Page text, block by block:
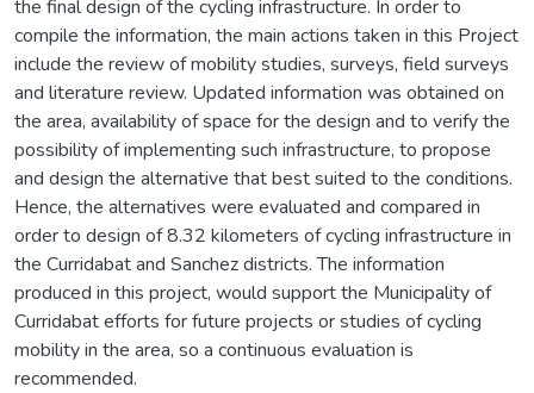
the final design of the cycling infrastructure. In order to
compile the information, the main actions taken in this Project
include the review of mobility studies, surveys, field surveys
and literature review. Updated information was obtained on
the area, availability of space for the design and to verify the
possibility of implementing such infrastructure, to propose
and design the alternative that best suited to the conditions.
Hence, the alternatives were evaluated and compared in
order to design of 8.32 kilometers of cycling infrastructure in
the Curridabat and Sanchez districts. The information
produced in this project, would support the Municipality of
Curridabat efforts for future projects or studies of cycling
mobility in the area, so a continuous evaluation is
recommended.